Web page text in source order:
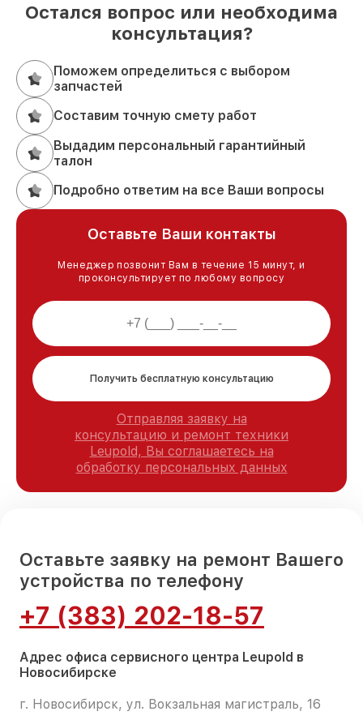
Остался вопрос или необходима
консультация?
Поможем определиться с выбором
запчастей
Составим точную смету работ
Выдадим персональный гарантийный
талон
Подробно ответим на все Ваши вопросы
Оставьте Ваши контакты
Менеджер позвонит Вам в течение 15 минут, и
проконсультирует по любому вопросу
Получить бесплатную консультацию
Отправляя заявку на
консультацию и ремонт техники
Leupold, Вы соглашаетесь на
обработку персональных данных
Оставьте заявку на ремонт Вашего
устройства по телефону
+7 (383) 202-18-57
Адрес офиса сервисного центра Leupold в
Новосибирске
г. Новосибирск, ул. Вокзальная магистраль, 16